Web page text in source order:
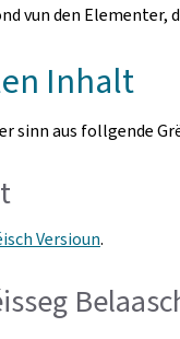
vun den Elementer,
Inhalt
sinn aus follgende
Versioun.